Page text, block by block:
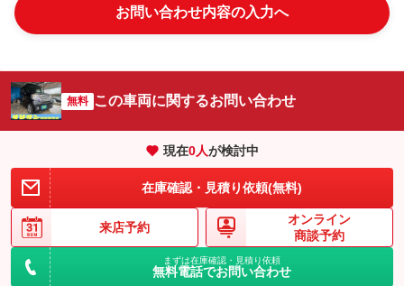
お問い合わせ内容の入力へ
無料 この車両に関するお問い合わせ
現在0人が検討中
在庫確認・見積り依頼(無料)
来店予約
オンライン
商談予約
まずは在庫確認・見積り依頼
無料電話でお問い合わせ